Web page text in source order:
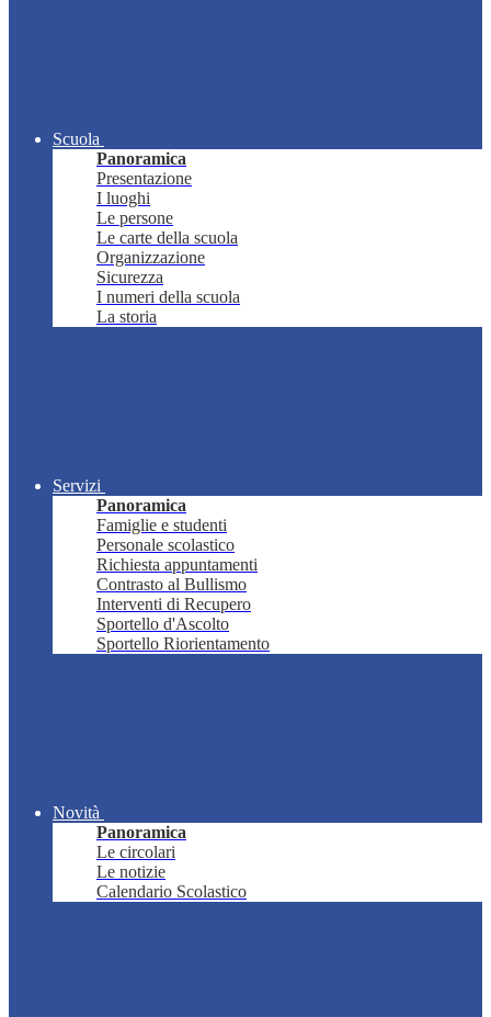
Scuola
Panoramica
Presentazione
I luoghi
Le persone
Le carte della scuola
Organizzazione
Sicurezza
I numeri della scuola
La storia
Servizi
Panoramica
Famiglie e studenti
Personale scolastico
Richiesta appuntamenti
Contrasto al Bullismo
Interventi di Recupero
Sportello d'Ascolto
Sportello Riorientamento
Novità
Panoramica
Le circolari
Le notizie
Calendario Scolastico